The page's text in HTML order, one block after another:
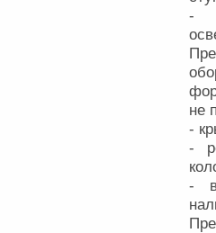
-
не
-
-
-